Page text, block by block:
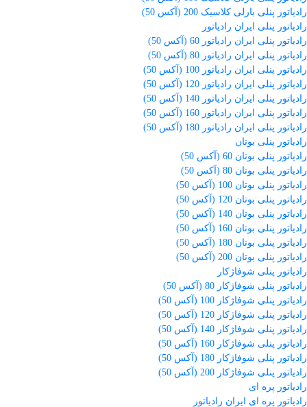
رادیاتور پنلی بارلی کلاسیک 200 (آکس 50)
رادیاتور پنلی ایران رادیاتور
رادیاتور پنلی ایران رادیاتور 60 (آکس 50)
رادیاتور پنلی ایران رادیاتور 80 (آکس 50)
رادیاتور پنلی ایران رادیاتور 100 (آکس 50)
رادیاتور پنلی ایران رادیاتور 120 (آکس 50)
رادیاتور پنلی ایران رادیاتور 140 (آکس 50)
رادیاتور پنلی ایران رادیاتور 160 (آکس 50)
رادیاتور پنلی ایران رادیاتور 180 (آکس 50)
رادیاتور پنلی بوتان
رادیاتور پنلی بوتان 60 (آکس 50)
رادیاتور پنلی بوتان 80 (آکس 50)
رادیاتور پنلی بوتان 100 (آکس 50)
رادیاتور پنلی بوتان 120 (آکس 50)
رادیاتور پنلی بوتان 140 (آکس 50)
رادیاتور پنلی بوتان 160 (آکس 50)
رادیاتور پنلی بوتان 180 (آکس 50)
رادیاتور پنلی بوتان 200 (آکس 50)
رادیاتور پنلی شوفاژکار
رادیاتور پنلی شوفاژکار 80 (آکس 50)
رادیاتور پنلی شوفاژکار 100 (آکس 50)
رادیاتور پنلی شوفاژکار 120 (آکس 50)
رادیاتور پنلی شوفاژکار 140 (آکس 50)
رادیاتور پنلی شوفاژکار 160 (آکس 50)
رادیاتور پنلی شوفاژکار 180 (آکس 50)
رادیاتور پنلی شوفاژکار 200 (آکس 50)
رادیاتور پره ای
رادیاتور پره ای ایران رادیاتور